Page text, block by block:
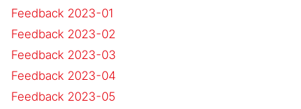
Feedback 2023-01
Feedback 2023-02
Feedback 2023-03
Feedback 2023-04
Feedback 2023-05